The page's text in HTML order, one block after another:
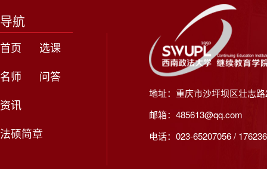
导航
首页
选课
名师
问答
资讯
法硕简章
地址：重庆市沙坪坝区壮志
邮箱：485613@qq.com
电话：023-65207056 /